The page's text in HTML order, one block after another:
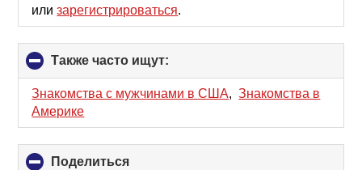
илизарегистрироваться.
Также часто ищут:
to
collapse
Знакомства с мужчинами в США,Знакомства в
Америке
Поделиться